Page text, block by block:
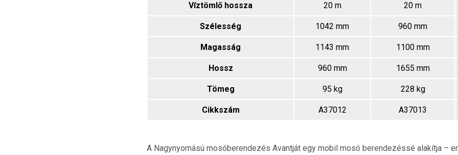
Víztömlő hossza 20 m 20 m
Szélesség 1042 mm 960 mm
Magasság 1143 mm 1100 mm
Hossz 960 mm 1655 mm
Tömeg 95 kg 228 kg
Cikkszám A37012 A37013
A Nagynyomású mosóberendezés Avantját egy mobil mosó berendezéssé alakítja –